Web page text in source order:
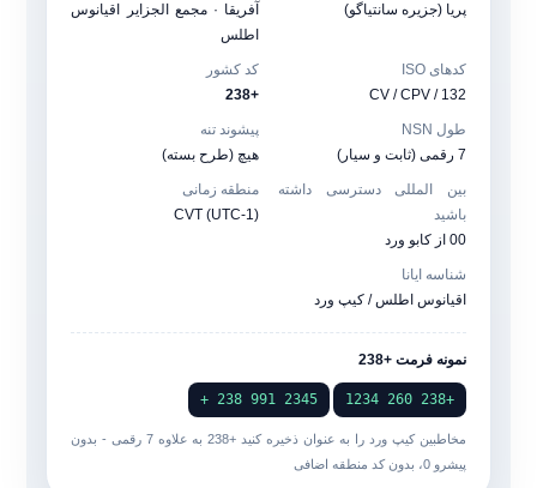
پریا (جزیره سانتیاگو)
آفریقا · مجمع الجزایر اقیانوس
اطلس
کدهای ISO
CV / CPV / 132
کد کشور
+238
طول NSN
7 رقمی (ثابت و سیار)
پیشوند تنه
هیچ (طرح بسته)
بین المللی دسترسی داشته
باشید
00 از کابو ورد
منطقه زمانی
CVT (UTC-1)
شناسه ایانا
اقیانوس اطلس / کیپ ورد
نمونه فرمت +238
+238 260 1234
2345 991 238 +
مخاطبین کیپ ورد را به عنوان ذخیره کنید +238 به علاوه7 رقمی
- بدون
پیشرو 0، بدون کد منطقه اضافی